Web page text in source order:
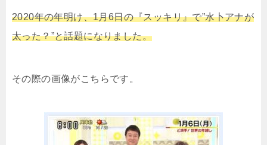
2020年の年明け、1月6日の『スッキリ』で”水卜アナが
太った？”と話題になりました。
その際の画像がこちらです。